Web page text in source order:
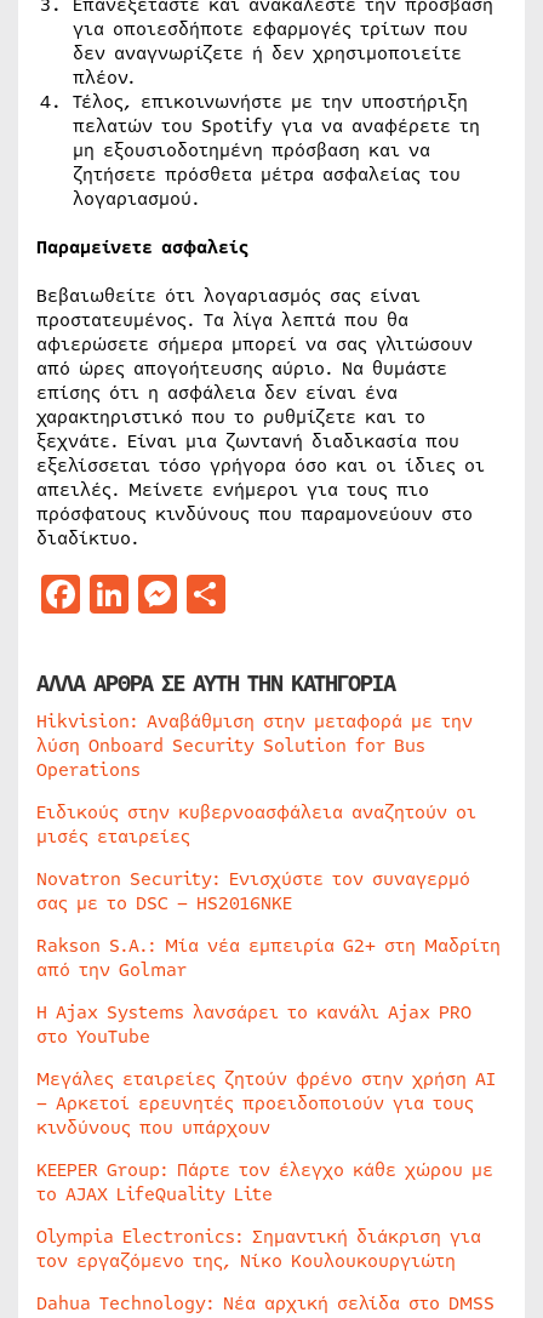
για οποιεσδήποτε εφαρμογές τρίτων που
δεν αναγνωρίζετε ή δεν χρησιμοποιείτε
πλέον.
Τέλος, επικοινωνήστε με την υποστήριξη
πελατών του Spotify για να αναφέρετε τη
μη εξουσιοδοτημένη πρόσβαση και να
ζητήσετε πρόσθετα μέτρα ασφαλείας του
λογαριασμού.
Παραμείνετε ασφαλείς
Βεβαιωθείτε ότι λογαριασμός σας είναι
προστατευμένος. Τα λίγα λεπτά που θα
αφιερώσετε σήμερα μπορεί να σας γλιτώσουν
από ώρες απογοήτευσης αύριο. Να θυμάστε
επίσης ότι η ασφάλεια δεν είναι ένα
χαρακτηριστικό που το ρυθμίζετε και το
ξεχνάτε. Είναι μια ζωντανή διαδικασία που
εξελίσσεται τόσο γρήγορα όσο και οι ίδιες οι
απειλές. Μείνετε ενήμεροι για τους πιο
πρόσφατους κινδύνους που παραμονεύουν στο
διαδίκτυο.
Facebook
LinkedIn
Messenger
ΑΛΛΑ ΑΡΘΡΑ ΣΕ ΑΥΤΗ ΤΗΝ ΚΑΤΗΓΟΡΙΑ
Hikvision: Αναβάθμιση στην μεταφορά με την
λύση Onboard Security Solution for Bus
Operations
Ειδικούς στην κυβερνοασφάλεια αναζητούν οι
μισές εταιρείες
Novatron Security: Ενισχύστε τον συναγερμό
σας με το DSC – HS2016NKE
Rakson S.A.: Μία νέα εμπειρία G2+ στη Μαδρίτη
από την Golmar
Η Ajax Systems λανσάρει το κανάλι Ajax PRO
στο YouTube
Μεγάλες εταιρείες ζητούν φρένο στην χρήση AI
– Αρκετοί ερευνητές προειδοποιούν για τους
κινδύνους που υπάρχουν
KEEPER Group: Πάρτε τον έλεγχο κάθε χώρου με
το AJAX LifeQuality Lite
Olympia Electronics: Σημαντική διάκριση για
τον εργαζόμενο της, Νίκο Κουλουκουργιώτη
Dahua Technology: Νέα αρχική σελίδα στο DMSS